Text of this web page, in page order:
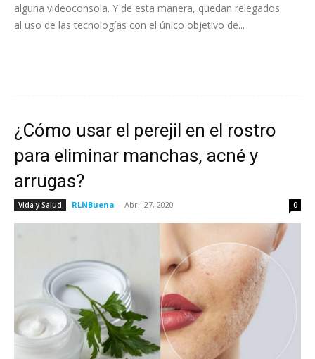
alguna videoconsola. Y de esta manera, quedan relegados
al uso de las tecnologías con el único objetivo de...
¿Cómo usar el perejil en el rostro
para eliminar manchas, acné y
arrugas?
Vida y Salud RLNBuena - Abril 27, 2020 0